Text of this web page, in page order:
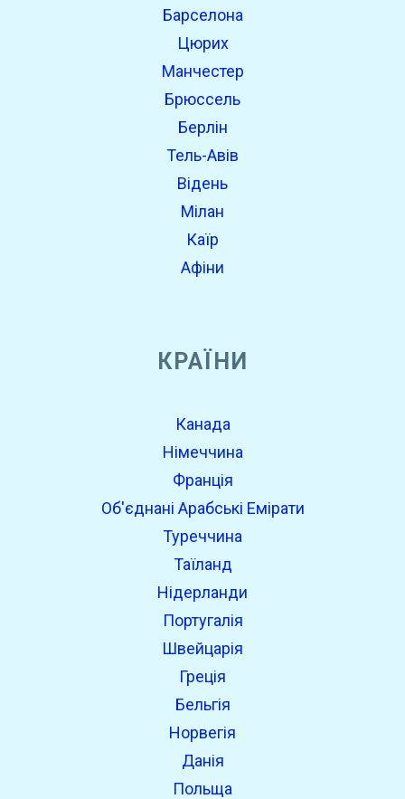
Барселона
Цюрих
Манчестер
Брюссель
Берлін
Тель-Авів
Відень
Мілан
Каїр
Афіни
КРАЇНИ
Канада
Німеччина
Франція
Об'єднані Арабські Емірати
Туреччина
Таїланд
Нідерланди
Португалія
Швейцарія
Греція
Бельгія
Норвегія
Данія
Польща